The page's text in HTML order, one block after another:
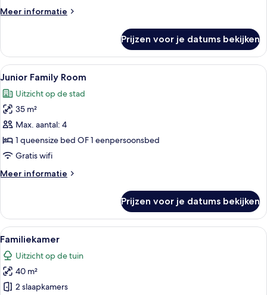
Meer informatie
Meer
kamer
Prijzen voor je datums bekijken
Alle
foto's
voor
Junior
Family
Room
laden
Een hotelkamer met twee bedden,
6
Junior Family Room
Uitzicht op de stad
35 m²
Max. aantal: 4
1 queensize bed OF 1 eenpersoonsbed
Gratis wifi
Meer informatie
Meer
Family
Room
Prijzen voor je datums bekijken
Alle
foto's
voor
Familiekamer
laden
Een hotelkamer met twee bedden,
7
Familiekamer
Uitzicht op de tuin
40 m²
2 slaapkamers